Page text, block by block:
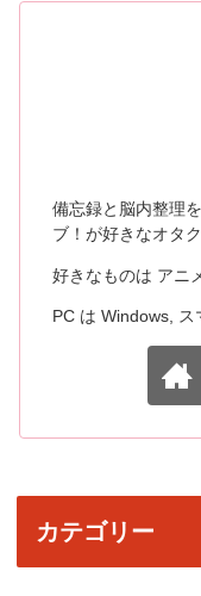
備忘録と脳内整理
ブ！が好きなオタ
好きなものは アニ
PC は Windows, ス
カテゴリー